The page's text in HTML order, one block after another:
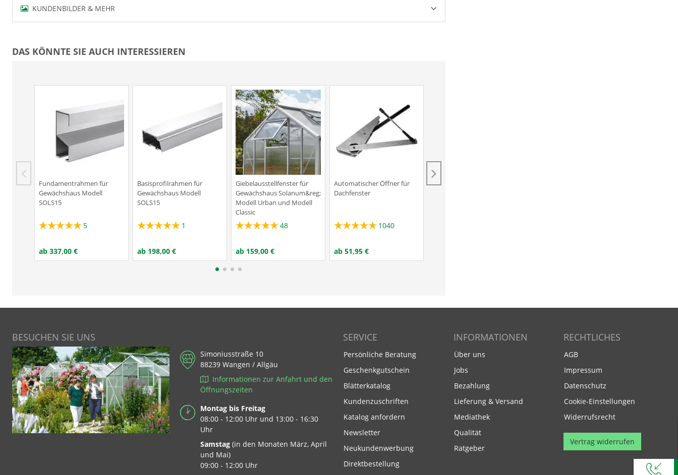
KUNDENBILDER & MEHR
DAS KÖNNTE SIE AUCH INTERESSIEREN
Fundamentrahmen für
Gewächshaus Modell
SOLS15
5
ab 337,00 €
Basisprofilrahmen für
Gewächshaus Modell
SOLS15
1
ab 198,00 €
Giebelausstellfenster für
Gewächshaus Solanum&reg;
Modell Urban und Modell
Classic
48
ab 159,00 €
Automatischer Öffner für
Dachfenster
1040
ab 51,95 €
Automatischer Öffner für
BESUCHEN SIE UNS
Simoniusstraße 10
88239 Wangen / Allgäu
Informationen zur Anfahrt und den
Öffnungszeiten
Montag bis Freitag
08:00 - 12:00 Uhr und 13:00 - 16:30
Uhr
Samstag (in den Monaten März, April
und Mai)
09:00 - 12:00 Uhr
SERVICE
Persönliche Beratung
Geschenkgutschein
Blätterkatalog
Kundenzuschriften
Footer Link
Katalog anfordern
Newsletter
Neukundenwerbung
Direktbestellung
INFORMATIONEN
Über uns
Jobs
Bezahlung
Lieferung & Versand
Mediathek
Qualität
Ratgeber
RECHTLICHES
AGB
Impressum
Datenschutz
Cookie-Einstellungen
Widerrufsrecht
Vertrag widerrufen